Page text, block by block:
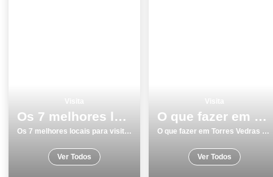
Os 7 melhores locais para visitar em Sesimbra
Os 7 melhores locais para visitar em Sesimbra
Ver Todos
O que fazer em Torres Vedras os 10 melhores locais para visitar
O que fazer em Torres Vedras os 10 melhores locais para visitar
Ver Todos